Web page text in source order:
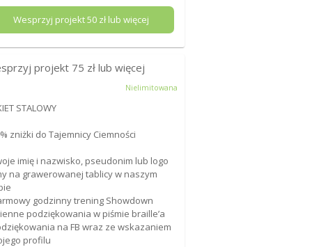
Wesprzyj projekt50 zł lub więcej
projekt 75 zł lub więcej
Nielimitowana
STALOWY
zniżki do Tajemnicy Ciemności
imię i nazwisko, pseudonim lub logo
na grawerowanej tablicy w naszym
godzinny trening Showdown
podziękowania w piśmie braille’a
na FB wraz ze wskazaniem
profilu